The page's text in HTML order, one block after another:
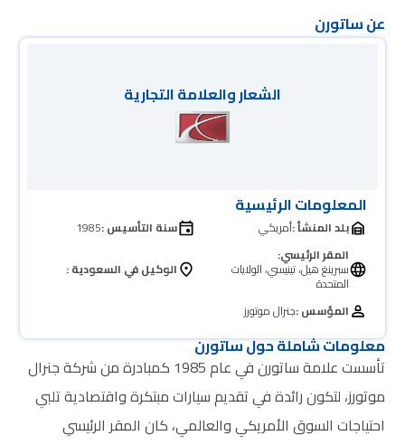
عن ساتورن
الشعار والعلامة التجارية
المعلومات الرئيسية
بلد المنشأ :أمريكي سنة التأسيس :1985
المقر الرئيسي:
سبرينغ هيل، تينيسي، الولايات
المتحدة
الوكيل في السعودية :
المؤسس :جنرال موتورز
معلومات شاملة حول ساتورن
تأسست علامة ساتورن في عام 1985 كمبادرة من شركة جنرال
موتورز، لتكون رائدة في تقديم سيارات مبتكرة واقتصادية تلبي
احتياجات السوق الأمريكي والعالمي، كان المقر الرئيسي